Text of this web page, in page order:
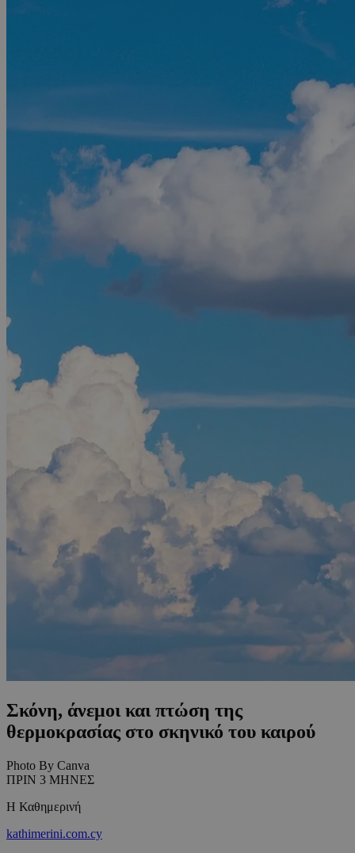
Σκόνη, άνεμοι και πτώση της
θερμοκρασίας στο σκηνικό του καιρού
Photo By Canva
ΠΡΙΝ 3 ΜΗΝΕΣ
Η Καθημερινή
kathimerini.com.cy